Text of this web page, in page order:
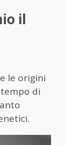
il
le origini
di